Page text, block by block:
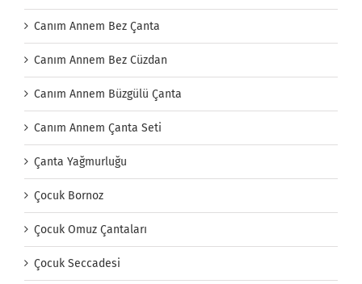
Canım Annem Bez Çanta
Canım Annem Bez Cüzdan
Canım Annem Büzgülü Çanta
Canım Annem Çanta Seti
Çanta Yağmurluğu
Çocuk Bornoz
Çocuk Omuz Çantaları
Çocuk Seccadesi